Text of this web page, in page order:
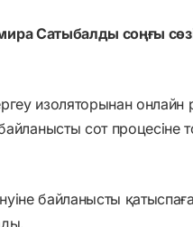
Сатыбалды соңғы
изоляторынан
сот процесіне
байланысты